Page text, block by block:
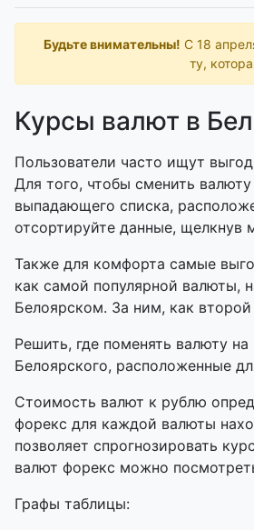
Будьте внимательны! С 18
ту,
Курсы валют в
Пользователи часто ищут
Для того, чтобы сменить
выпадающего списка,
отсортируйте данные, щелкнув
Также для комфорта самые
как самой популярной валюты,
Белоярском. За ним, как
Решить, где поменять валюту
Белоярского, расположенные
Стоимость валют к рублю
форекс для каждой валюты
позволяет спрогнозировать
валют форекс можно
Графы таблицы: